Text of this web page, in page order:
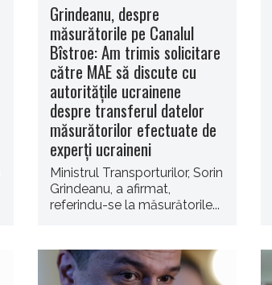
Grindeanu, despre
măsurătorile pe Canalul
Bîstroe: Am trimis solicitare
către MAE să discute cu
autorităţile ucrainene
despre transferul datelor
măsurătorilor efectuate de
experţi ucraineni
Ministrul Transporturilor, Sorin
Grindeanu, a afirmat,
referindu-se la măsurătorile...